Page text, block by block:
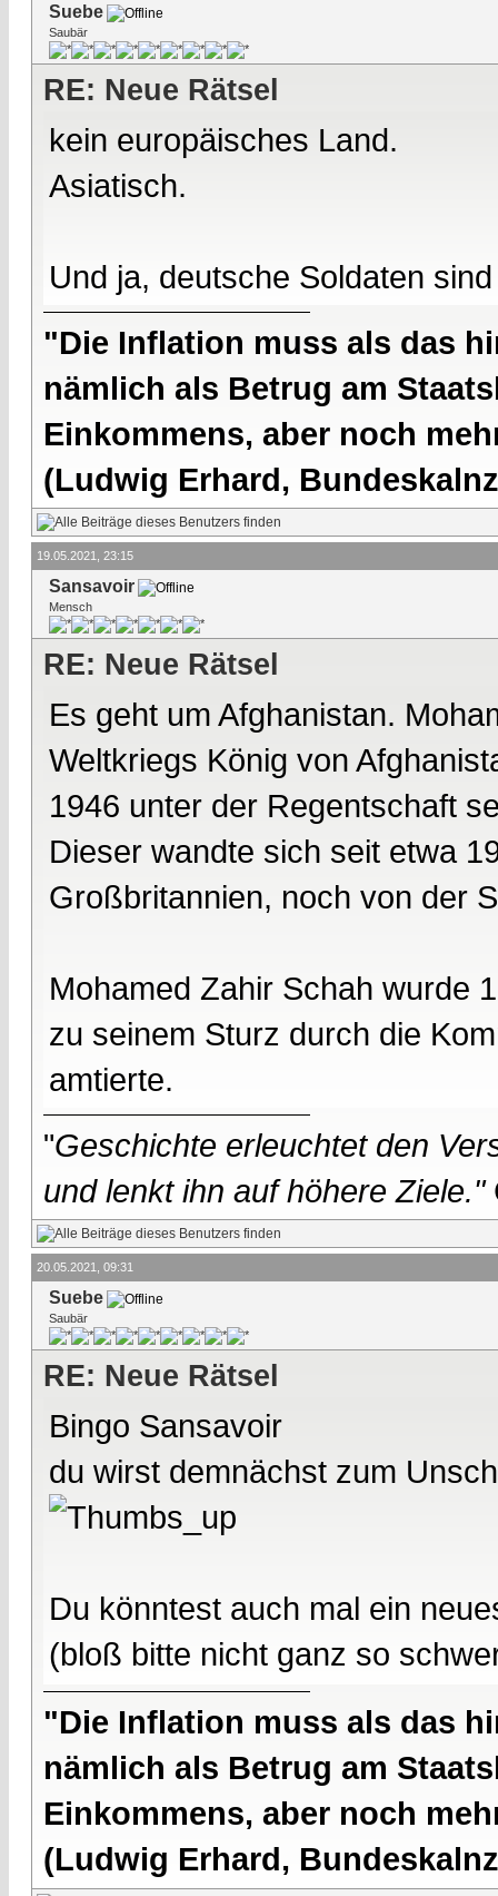
Suebe
Saubär
RE: Neue Rätsel
kein europäisches Land.
Asiatisch.
Und ja, deutsche Soldaten
"Die Inflation muss als das
nämlich als Betrug am
Einkommens, aber noch
(Ludwig Erhard,
19.05.2021, 23:15
Sansavoir
Mensch
RE: Neue Rätsel
Es geht um Afghanistan.
Weltkriegs König von
1946 unter der Regentschaft
Dieser wandte sich seit etwa
Großbritannien, noch von der
Mohamed Zahir Schah wurde
zu seinem Sturz durch die
amtierte.
"Geschichte erleuchtet den
und lenkt ihn auf höhere Ziele."
20.05.2021, 09:31
Suebe
Saubär
RE: Neue Rätsel
Bingo Sansavoir
du wirst demnächst zum
Du könntest auch mal ein
(bloß bitte nicht ganz so
"Die Inflation muss als das
nämlich als Betrug am
Einkommens, aber noch
(Ludwig Erhard,